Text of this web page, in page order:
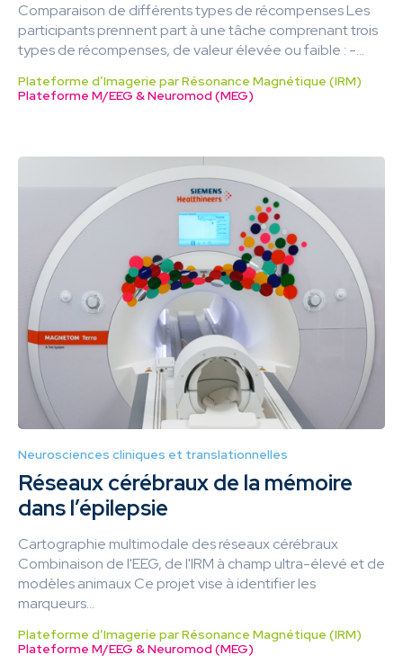
Comparaison de différents types de récompenses Les
participants prennent part à une tâche comprenant trois
types de récompenses, de valeur élevée ou faible : -...
Plateforme d’Imagerie par Résonance Magnétique (IRM)
Plateforme M/EEG & Neuromod (MEG)
Neurosciences cliniques et translationnelles
Réseaux cérébraux de la mémoire
dans l’épilepsie
Cartographie multimodale des réseaux cérébraux
Combinaison de l'EEG, de l'IRM à champ ultra-élevé et de
modèles animaux Ce projet vise à identifier les
marqueurs...
Plateforme d’Imagerie par Résonance Magnétique (IRM)
Plateforme M/EEG & Neuromod (MEG)